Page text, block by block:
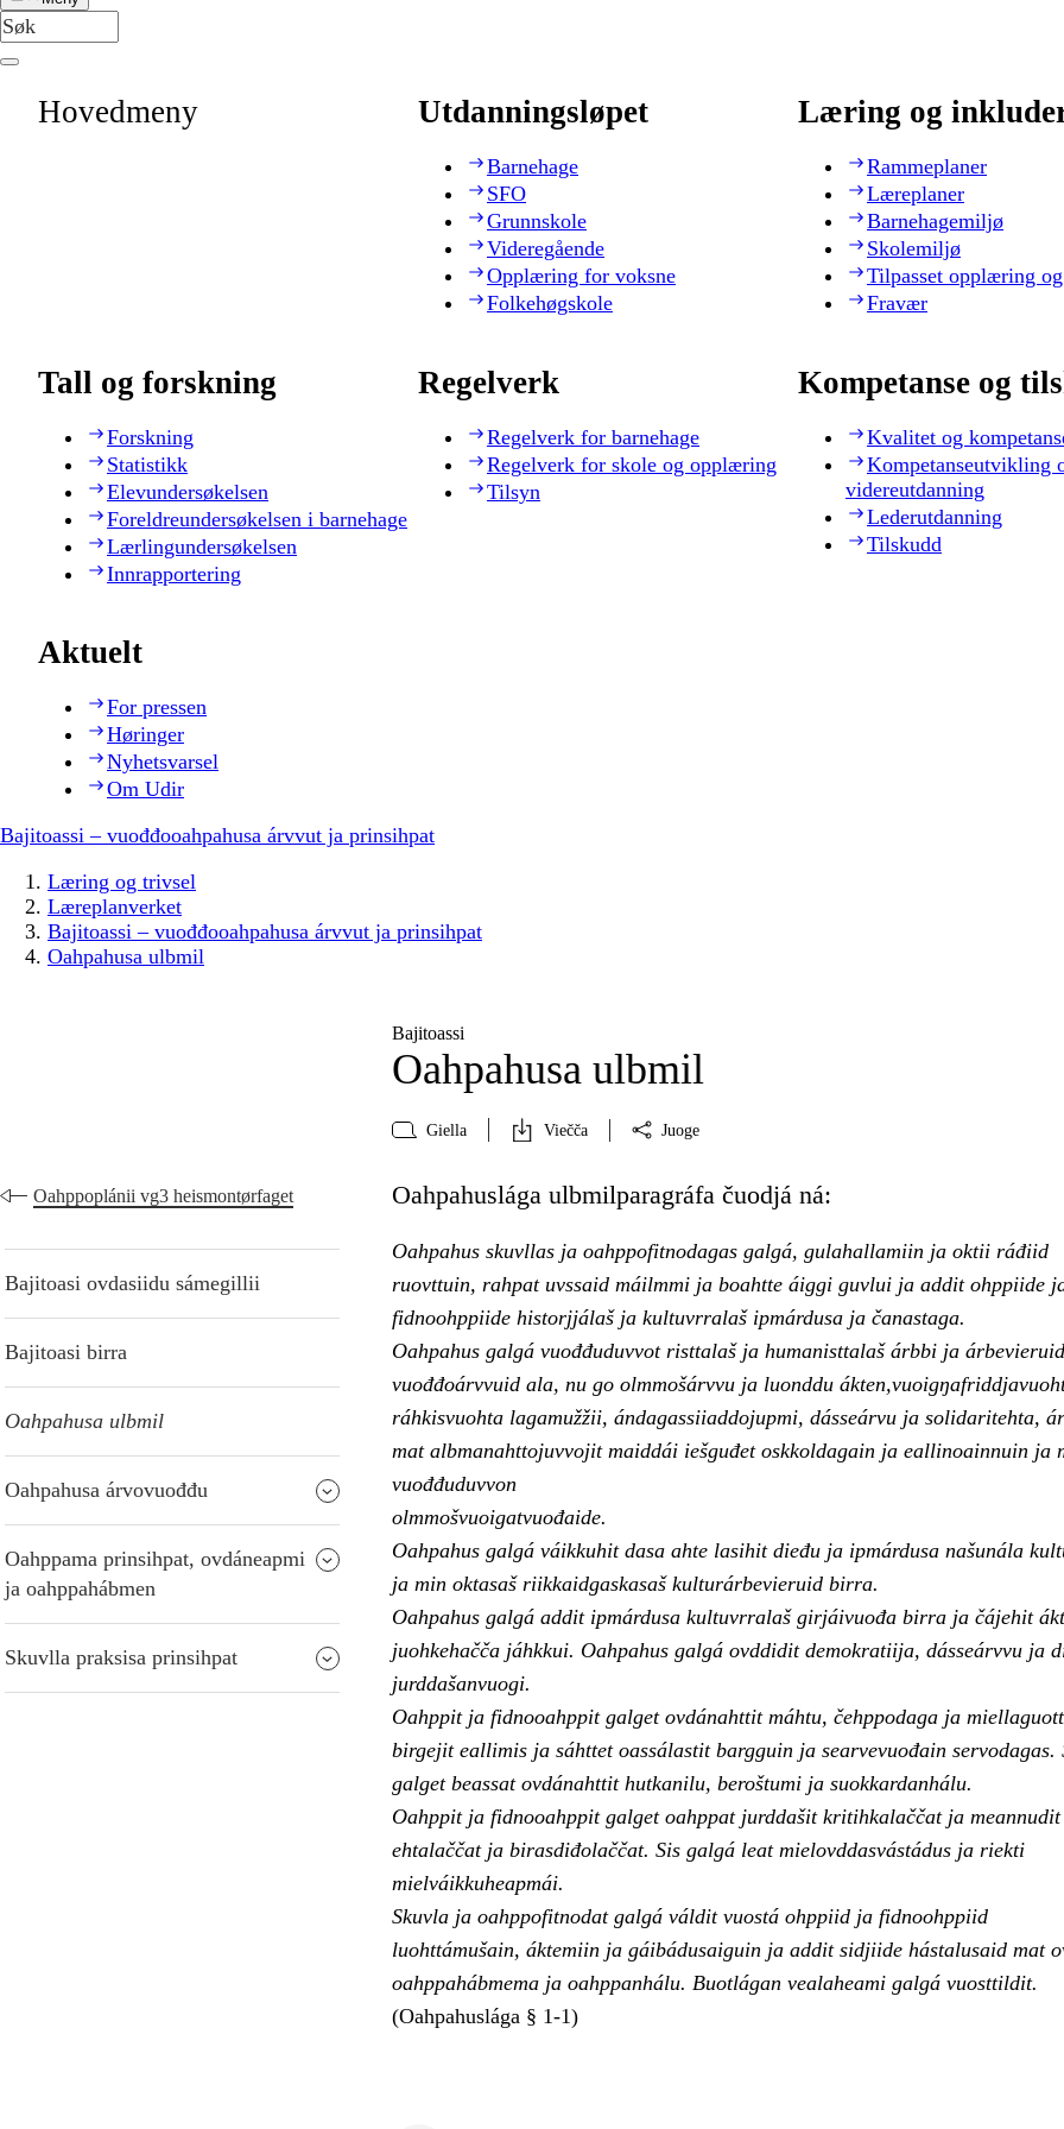
Hovedmeny Utdanningsløpet
Barnehage
SFO
Grunnskole
Videregående
Opplæring for voksne
Folkehøgskole
Læring og
Rammeplaner
Læreplaner
Barnehagemiljø
Skolemiljø
Tilpasset opplæring
Fravær
Tall og forskning
Forskning
Statistikk
Elevundersøkelsen
Foreldreundersøkelsen i barnehage
Lærlingundersøkelsen
Innrapportering
Regelverk
Regelverk for barnehage
Regelverk for skole og opplæring
Tilsyn
Kompetanse og
Kvalitet og
Kompetanseutvikling
videreutdanning
Lederutdanning
Tilskudd
Aktuelt
For pressen
Høringer
Nyhetsvarsel
Om Udir
Bajitoassi – vuođđooahpahusa árvvut ja prinsihpat
Læring og trivsel
Læreplanverket
Bajitoassi – vuođđooahpahusa árvvut ja prinsihpat
Oahpahusa ulbmil
Bajitoassi
Oahpahusa ulbmil
Giella Viečča Juoge
Oahppoplánii vg3 heismontørfaget
Bajitoasi ovdasiidu sámegillii
Bajitoasi birra
Oahpahusa ulbmil
Oahpahusa árvovuođđu
Oahppama prinsihpat, ovdáneapmi
ja oahppahábmen
Skuvlla praksisa prinsihpat
Oahpahuslága ulbmilparagráfa čuodjá ná:
Oahpahus skuvllas ja oahppofitnodagas galgá, gulahallamiin ja oktii ráđiid
ruovttuin, rahpat uvssaid máilmmi ja boahtte áiggi guvlui ja addit ohppiide
fidnoohppiide historjjálaš ja kultuvrralaš ipmárdusa ja čanastaga.
Oahpahus galgá vuođđuduvvot risttalaš ja humanisttalaš árbbi ja árbevieruid
vuođđoárvvuid ala, nu go olmmošárvvu ja luonddu
ráhkisvuohta lagamužžii, ándagassiiaddojupmi, dásseárvu ja solidaritehta,
mat albmanahttojuvvojit maiddái iešguđet oskkoldagain ja eallinoainnuin ja
vuođđuduvvon
olmmošvuoigatvuođaide.
Oahpahus galgá váikkuhit dasa ahte lasihit dieđu ja ipmárdusa našunála
ja min oktasaš riikkaidgaskasaš kulturárbevieruid birra.
Oahpahus galgá addit ipmárdusa kultuvrralaš girjáivuođa birra ja čájehit
juohkehačča jáhkkui. Oahpahus galgá ovddidit demokratiija, dásseárvvu ja
jurddašanvuogi.
Oahppit ja fidnooahppit galget ovdánahttit máhtu, čehppodaga ja
birgejit eallimis ja sáhttet oassálastit bargguin ja searvevuođain servodagas.
galget beassat ovdánahttit hutkanilu, beroštumi ja suokkardanhálu.
Oahppit ja fidnooahppit galget oahppat jurddašit kritihkalaččat ja meannudit
ehtalaččat ja birasdiđolaččat. Sis galgá leat mielovddasvástádus ja riekti
mielváikkuheapmái.
Skuvla ja oahppofitnodat galgá váldit vuostá ohppiid ja fidnoohppiid
luohttámušain, áktemiin ja gáibádusaiguin ja addit sidjiide hástalusaid mat
oahppahábmema ja oahppanhálu. Buotlágan vealaheami galgá vuosttildit.
(Oahpahuslága § 1-1)